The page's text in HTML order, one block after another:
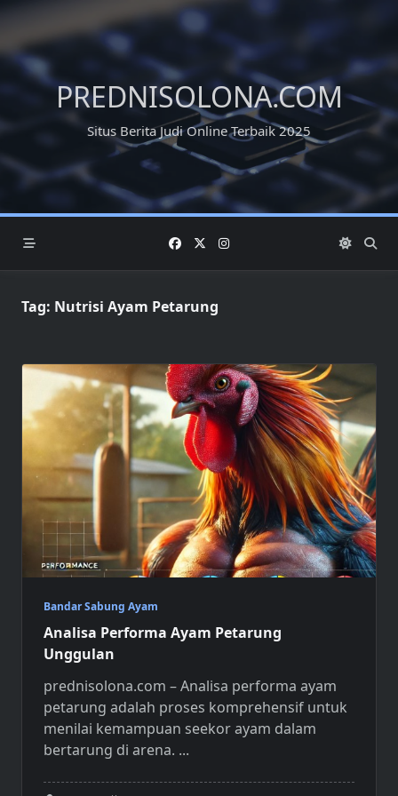
Skip
content
PREDNISOLONA.COM
Situs Berita Judi Online Terbaik 2025
Tag: Nutrisi Ayam Petarung
Bandar Sabung Ayam
Analisa Performa Ayam Petarung
Unggulan
prednisolona.com – Analisa performa ayam
petarung adalah proses komprehensif untuk
menilai kemampuan seekor ayam dalam
bertarung di arena. ...